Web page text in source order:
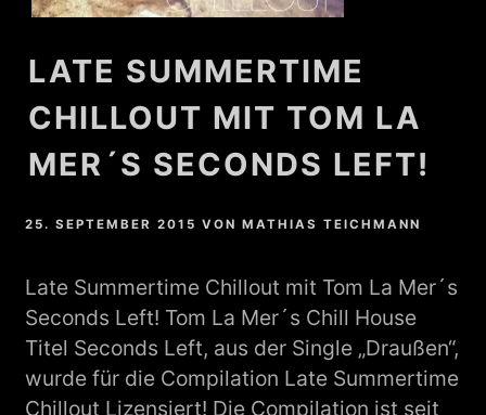
LATE SUMMERTIME
CHILLOUT MIT TOM LA
MER´S SECONDS LEFT!
25. SEPTEMBER 2015 VONMATHIAS TEICHMANN
Late Summertime Chillout mit Tom La Mer´s
Seconds Left! Tom La Mer´s Chill House
Titel Seconds Left, aus der Single „Draußen“,
wurde für die Compilation Late Summertime
Chillout Lizensiert! Die Compilation ist seit